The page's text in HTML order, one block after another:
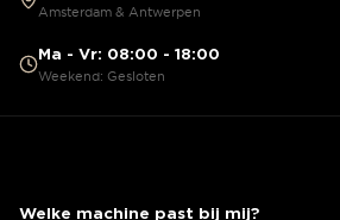
Amsterdam & Antwerpen
Ma - Vr: 08:00 - 18:00
Weekend: Gesloten
Welke machine past bij mij?